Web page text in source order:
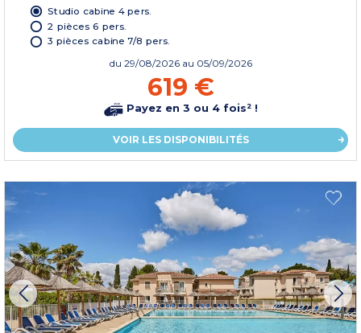
Studio cabine 4 pers.
2 pièces 6 pers.
3 pièces cabine 7/8 pers.
du 29/08/2026 au 05/09/2026
619 €
Payez en 3 ou 4 fois² !
VOIR LES DISPONIBILITÉS